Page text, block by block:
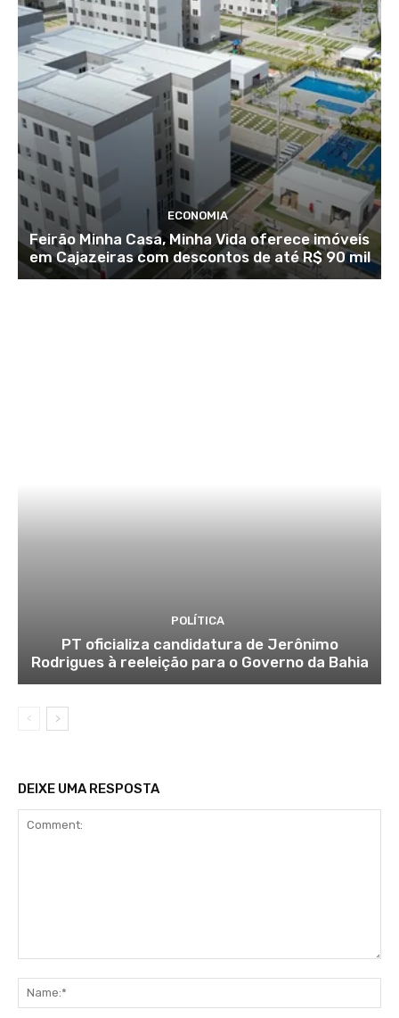
ECONOMIA
Feirão Minha Casa, Minha Vida oferece imóveis
em Cajazeiras com descontos de até R$ 90 mil
POLÍTICA
PT oficializa candidatura de Jerônimo
Rodrigues à reeleição para o Governo da Bahia
DEIXE UMA RESPOSTA